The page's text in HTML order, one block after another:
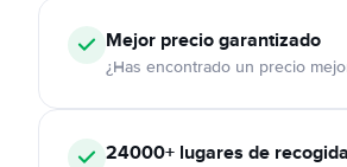
Mejor precio garantizado
¿Has encontrado un precio
24000+ lugares de recogida